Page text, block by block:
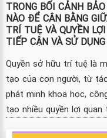
TRONG BỐI CẢNH
NÀO ĐỂ CÂN BẰNG
TRÍ TUỆ VÀ QUYỀN
TIẾP CẬN VÀ SỬ
Quyền sở hữu trí tuệ là
tạo của con người, từ
phát minh khoa học,
tạo nhiều quyền lợi